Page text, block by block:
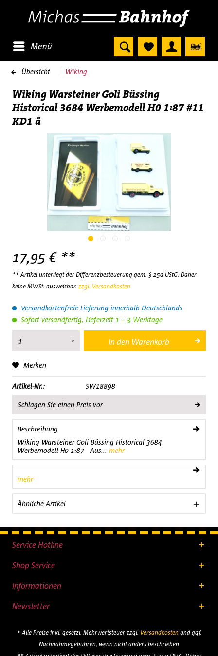
Menü
Übersicht Wiking
Wiking Warsteiner Goli Büssing
Historical 3684 Werbemodell H0 1:87 #11
KD1 å
17,95 € **
** Artikel unterliegt der Differenzbesteuerung gem. § 25a UStG. Daher
keine MWSt. ausweisbar. zzgl. Versandkosten
Versandkostenfreie Lieferung innerhalb Deutschlands
Sofort versandfertig, Lieferzeit 1 – 3 Werktage
In den Warenkorb
Merken
Artikel-Nr.: SW18898
Schlagen Sie einen Preis vor
Beschreibung
Wiking Warsteiner Goli Büssing Historical 3684
Werbemodell H0 1:87 Aus... mehr
mehr
Ähnliche Artikel
Service Hotline
Shop Service
Informationen
Newsletter
* Alle Preise inkl. gesetzl. Mehrwertsteuer zzgl. Versandkostenund ggf.
Nachnahmegebühren, wenn nicht anders beschrieben